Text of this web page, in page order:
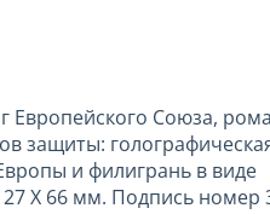
Европейского Союза,
защиты:
и филигрань в виде
Х 66 мм. Подпись номер